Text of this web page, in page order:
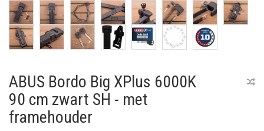
ABUS Bordo Big XPlus 6000K
90 cm zwart SH - met
framehouder